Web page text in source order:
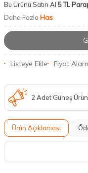
Bu Ürünü Satın Al 5 TL
Daha Fazla Has
Listeye Ekle Fiyat
2 Adet Güneş
Ürün Açıklaması